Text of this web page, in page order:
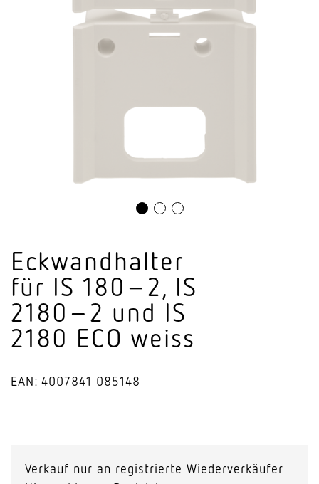
Eckwand­halter
für IS 180–2, IS
2180–2 und IS
2180 ECO weiss
EAN: 4007841 085148
Verkauf nur an registrierte Wiederverkäufer